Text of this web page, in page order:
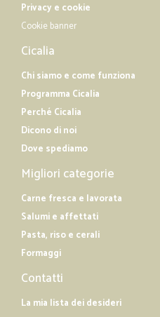
Privacy e cookie
Cookie banner
Cicalia
Chi siamo e come funziona
Programma Cicalia
Perché Cicalia
Dicono di noi
Dove spediamo
Migliori categorie
Carne fresca e lavorata
Salumi e affettati
Pasta, riso e cerali
Formaggi
Contatti
La mia lista dei desideri